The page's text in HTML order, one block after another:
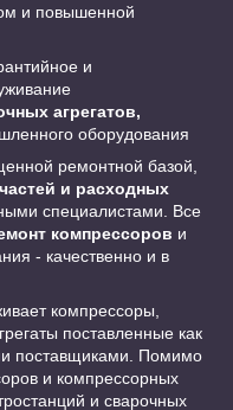
и повышенной
и
агрегатов,
оборудования
ремонтной базой,
и расходных
специалистами. Все
компрессоров и
- качественно и в
компрессоры,
поставленные как
поставщиками. Помимо
и компрессорных
и сварочных